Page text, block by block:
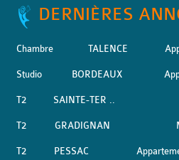
DERNIÈRES
Chambre TALENCE
Studio BORDEAUX
T2 SAINTE-TER ..
T2 GRADIGNAN
T2 PESSAC